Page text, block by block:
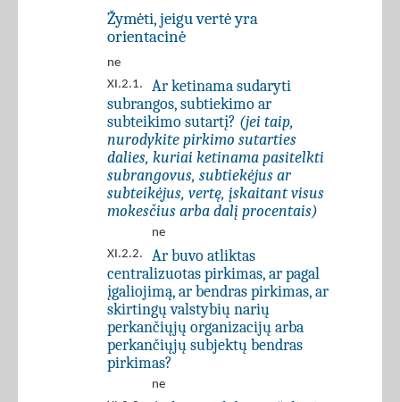
Žymėti, jeigu vertė yra
orientacinė
ne
XI.2.1.
Ar ketinama sudaryti
subrangos, subtiekimo ar
subteikimo sutartį? (jei taip,
nurodykite pirkimo sutarties
dalies, kuriai ketinama pasitelkti
subrangovus, subtiekėjus ar
subteikėjus, vertę, įskaitant visus
mokesčius arba dalį procentais)
ne
XI.2.2.
Ar buvo atliktas
centralizuotas pirkimas, ar pagal
įgaliojimą, ar bendras pirkimas, ar
skirtingų valstybių narių
perkančiųjų organizacijų arba
perkančiųjų subjektų bendras
pirkimas?
ne